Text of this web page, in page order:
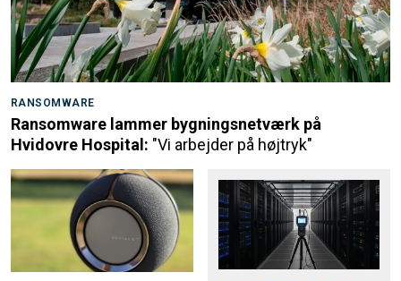
RANSOMWARE
Ransomware lammer bygningsnetværk på
Hvidovre Hospital: "Vi arbejder på højtryk"